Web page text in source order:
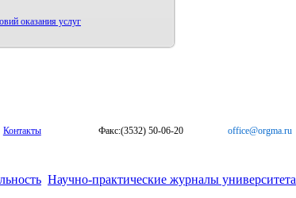
оказания услуг
Контакты Факс:(3532) 50-06-20 office@orgma.ru
Научно-практические журналы университета